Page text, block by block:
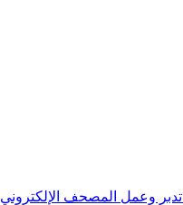
وعمل المصحف الإلكتروني